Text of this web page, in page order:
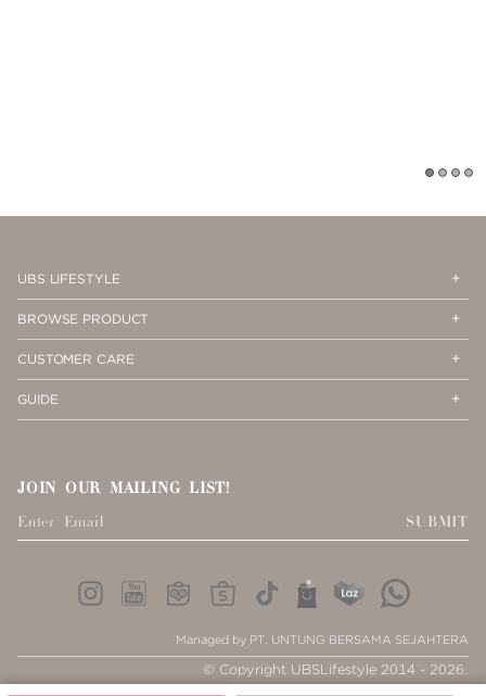
UBS LIFESTYLE
BROWSE PRODUCT
CUSTOMER CARE
GUIDE
JOIN OUR MAILING LIST!
SUBMIT
Managed by PT. UNTUNG BERSAMA SEJAHTERA
© Copyright UBSLifestyle 2014 - 2026.